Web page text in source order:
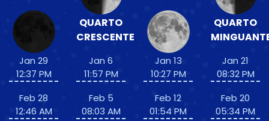
Jan 29
12:37 PM
Feb 28
12:46 AM
QUARTO
CRESCENTE
Jan 6
11:57 PM
Feb 5
08:03 AM
Jan 13
10:27 PM
Feb 12
01:54 PM
QUARTO
Jan 21
08:32 PM
Feb 20
05:34 PM